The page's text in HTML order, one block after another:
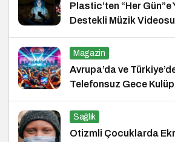
Plastic’ten “Her Gün”e
Destekli Müzik Videosu
Magazin
Avrupa’da ve
Telefonsuz Gece
Sağlık
Otizmli Çocuklarda